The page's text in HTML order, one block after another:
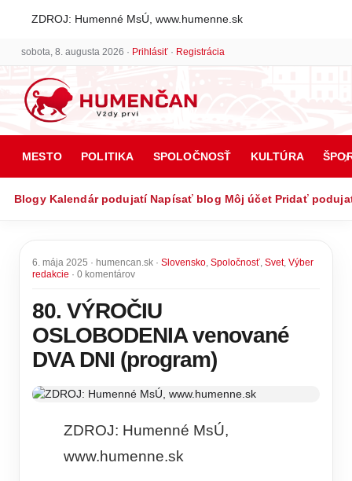
ZDROJ: Humenné MsÚ, www.humenne.sk
sobota, 8. augusta 2026 · Prihlásiť· Registrácia
MESTO POLITIKA SPOLOČNOSŤ KULTÚRA
Blogy Kalendár podujatí Napísať blog Môj účet Pridať
6. mája 2025 · humencan.sk · Slovensko, Spoločnosť, Svet, Výber
redakcie · 0 komentárov
80. VÝROČIU
OSLOBODENIA venované
DVA DNI (program)
ZDROJ: Humenné MsÚ,
www.humenne.sk